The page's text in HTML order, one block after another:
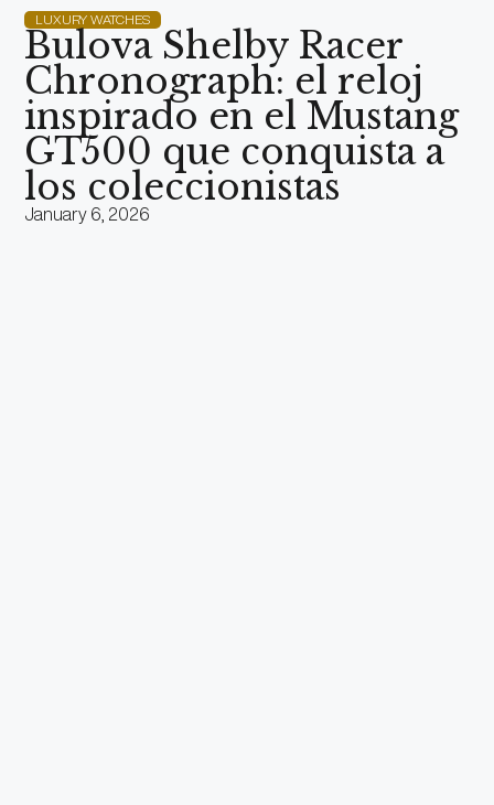
LUXURY WATCHES
Bulova Shelby Racer
Chronograph: el reloj
inspirado en el Mustang
GT500 que conquista a
los coleccionistas
January 6, 2026